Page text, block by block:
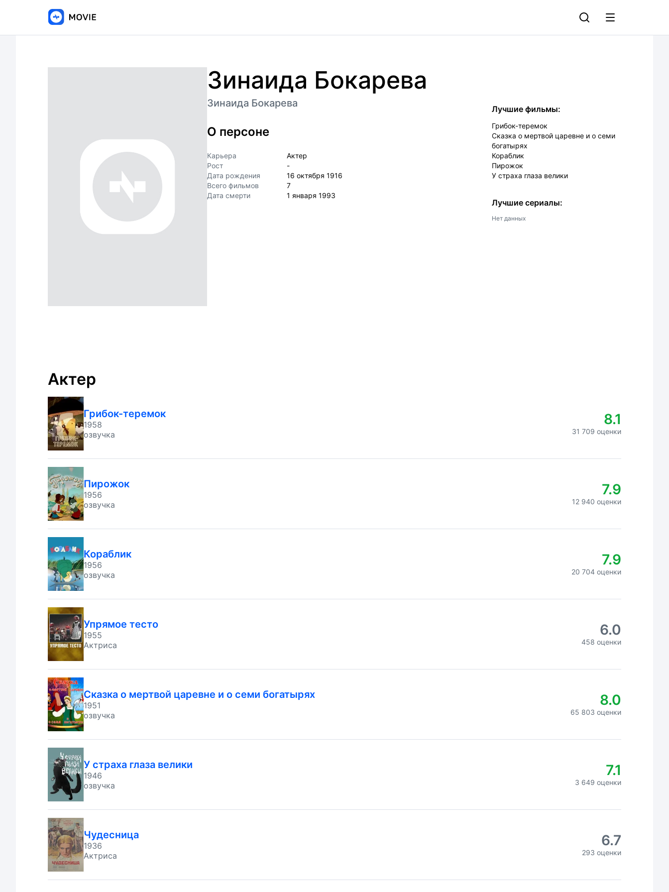
Зинаида Бокарева
Зинаида Бокарева
О персоне
Карьера
Актер
Рост
-
Дата рождения
16 октября 1916
Всего фильмов
7
Дата смерти
1 января 1993
Лучшие фильмы:
Грибок-теремок
Сказка о мертвой царевне и о семи
богатырях
Кораблик
Пирожок
У страха глаза велики
Лучшие сериалы:
Нет данных
Актер
Грибок-теремок
1958
озвучка
8.1
31 709 оценки
Пирожок
1956
озвучка
7.9
12 940 оценки
Кораблик
1956
озвучка
7.9
20 704 оценки
Упрямое тесто
1955
Актриса
6.0
458 оценки
Сказка о мертвой царевне и о семи богатырях
1951
озвучка
8.0
65 803 оценки
У страха глаза велики
1946
озвучка
7.1
3 649 оценки
Чудесница
1936
Актриса
6.7
293 оценки